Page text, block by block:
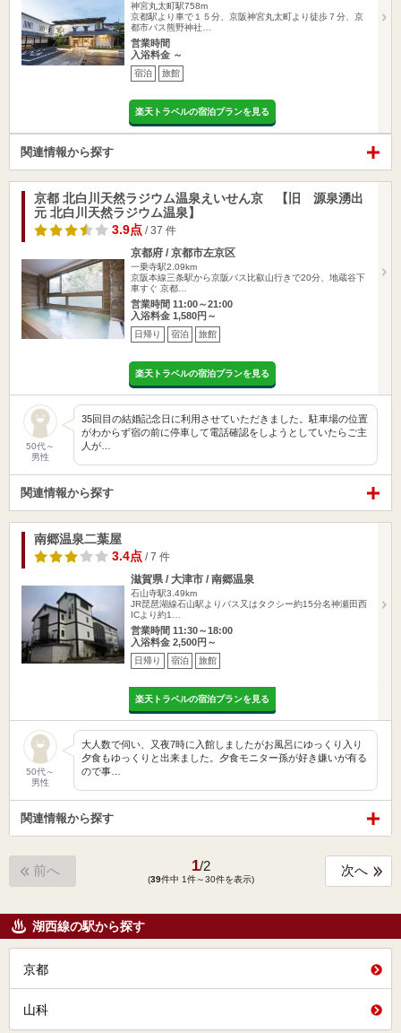
神宮丸太町駅758m
京都駅より車で１５分、京阪神宮丸太町より徒歩７分、京
都市バス熊野神社…
営業時間
入浴料金 ～
宿泊 旅館
楽天トラベルの宿泊プランを見る
関連情報から探す
京都 北白川天然ラジウム温泉えいせん京 【旧 源泉湧出
元 北白川天然ラジウム温泉】
3.9点 / 37 件
京都府 / 京都市左京区
一乗寺駅2.09km
京阪本線三条駅から京阪バス比叡山行きで20分、地蔵谷下
車すぐ 京都…
営業時間 11:00～21:00
入浴料金 1,580円～
日帰り 宿泊 旅館
楽天トラベルの宿泊プランを見る
50代～
男性
35回目の結婚記念日に利用させていただきました。駐車場の位置
がわからず宿の前に停車して電話確認をしようとしていたらご主
人が…
関連情報から探す
南郷温泉二葉屋
3.4点 / 7 件
滋賀県 / 大津市 / 南郷温泉
石山寺駅3.49km
JR琵琶湖線石山駅よりバス又はタクシー約15分名神瀬田西
ICより約1…
営業時間 11:30～18:00
入浴料金 2,500円～
日帰り 宿泊 旅館
楽天トラベルの宿泊プランを見る
50代～
男性
大人数で伺い、又夜7時に入館しましたがお風呂にゆっくり入り
夕食もゆっくりと出来ました。夕食モニター孫が好き嫌いが有る
ので事…
関連情報から探す
前へ 1/2
(39件中 1件～30件を表示)
次へ
湖西線の駅から探す
京都
山科